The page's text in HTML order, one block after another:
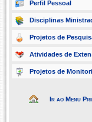
Perfil Pessoal
Disciplinas
Projetos de
Atividades de
Projetos de
Ir ao Menu